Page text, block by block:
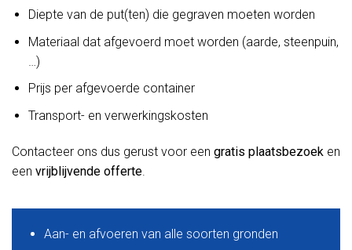
Diepte van de put(ten) die gegraven moeten worden
Materiaal dat afgevoerd moet worden (aarde, steenpuin,
…)
Prijs per afgevoerde container
Transport- en verwerkingskosten
Contacteer ons dus gerust voor een gratis plaatsbezoek en
een vrijblijvende offerte.
Aan- en afvoeren van alle soorten gronden